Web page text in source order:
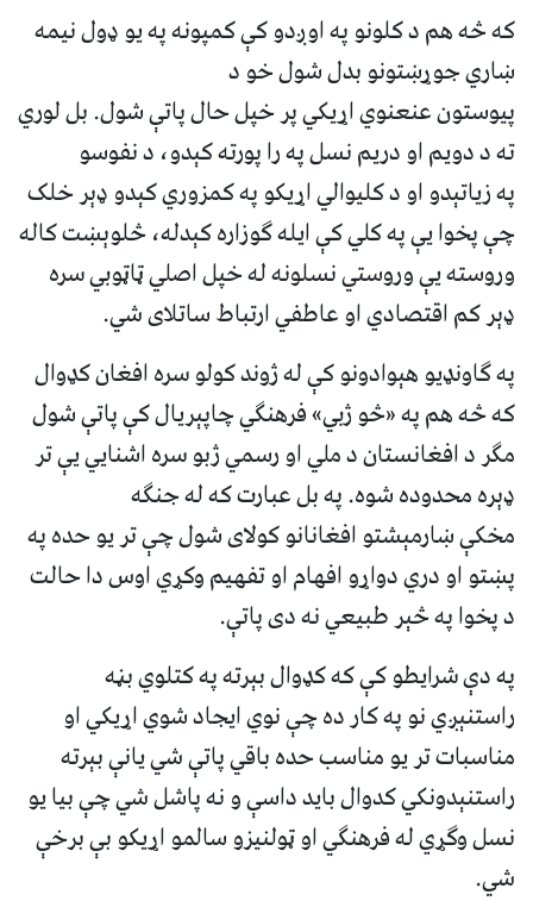
که څه هم د کلونو په اوږدو کې کمپونه په یو ډول نیمه
ښاري جوړښتونو بدل شول خو د
پیوستون عنعنوي اړیکي پر خپل حال پاتې شول. بل لوري
ته د دویم او دریم نسل په را پورته کېدو، د نفوسو
په زیاتېدو او د کلیوالي اړیکو په کمزوري کېدو ډېر خلک
چې پخوا یې په کلي کې ایله ګوزاره کېدله، څلوېښت کاله
وروسته یې وروستي نسلونه له خپل اصلي ټاټوبي سره
ډېر کم اقتصادي او عاطفي ارتباط ساتلای شي.
په ګاونډیو هېوادونو کې له ژوند کولو سره افغان کډوال
که څه هم په «څو ژبي» فرهنګي چاپېریال کې پاتې شول
مګر د افغانستان د ملي او رسمي ژبو سره اشنایي یې تر
ډېره محدوده شوه. په بل عبارت که له جنګه
مخکې ښارمېشتو افغانانو کولای شول چې تر یو حده په
پښتو او دري دواړو افهام او تفهیم وکړي اوس دا حالت
د پخوا په څېر طبیعي نه دی پاتې.
په دې شرایطو کې که کډوال بېرته په کتلوي بڼه
راستنېږي نو په کار ده چې نوي ایجاد شوي اړیکي او
مناسبات تر یو مناسب حده باقي پاتې شي یانې بېرته
راستنېدونکي کدوال باید داسې و نه پاشل شي چې بیا یو
نسل وګړي له فرهنګي او ټولنیزو سالمو اړیکو بې برخې
شي.